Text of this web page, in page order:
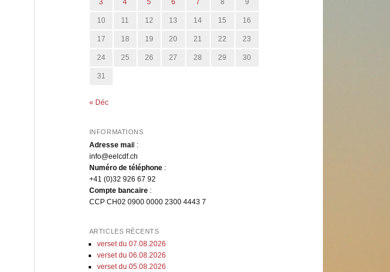
3 4 5 6 7 8 9
10 11 12 13 14 15 16
17 18 19 20 21 22 23
24 25 26 27 28 29 30
31
« Déc
INFORMATIONS
Adresse mail :
info@eelcdf.ch
Numéro de téléphone:
+41 (0)32 926 67 92
Compte bancaire:
CCP CH02 0900 0000 2300 4443 7
ARTICLES RÉCENTS
verset du 07.08.2026
verset du 06.08.2026
verset du 05.08.2026